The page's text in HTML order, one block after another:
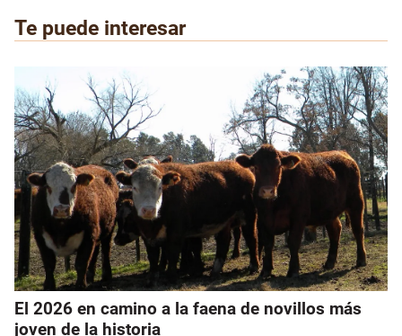
Te puede interesar
El 2026 en camino a la faena de novillos más
joven de la historia